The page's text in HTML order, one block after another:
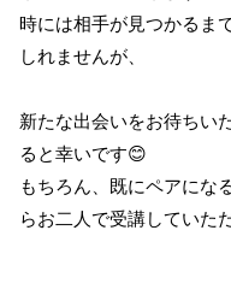
時には相手が見つかるま
しれませんが、
新たな出会いをお待ちい
ると幸いです😊
もちろん、既にペアにな
らお二人で受講していた